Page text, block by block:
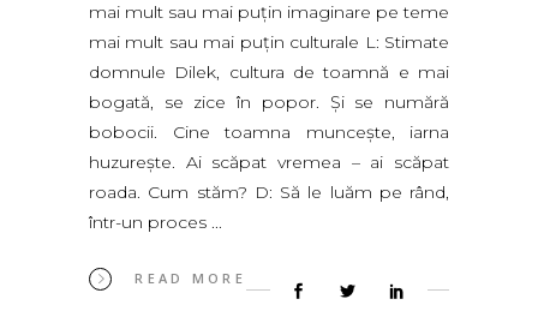
mai mult sau mai puţin imaginare pe teme
mai mult sau mai puţin culturale L: Stimate
domnule Dilek, cultura de toamnă e mai
bogată, se zice în popor. Şi se numără
bobocii. Cine toamna munceşte, iarna
huzureşte. Ai scăpat vremea – ai scăpat
roada. Cum stăm? D: Să le luăm pe rând,
într-un proces
READ MORE